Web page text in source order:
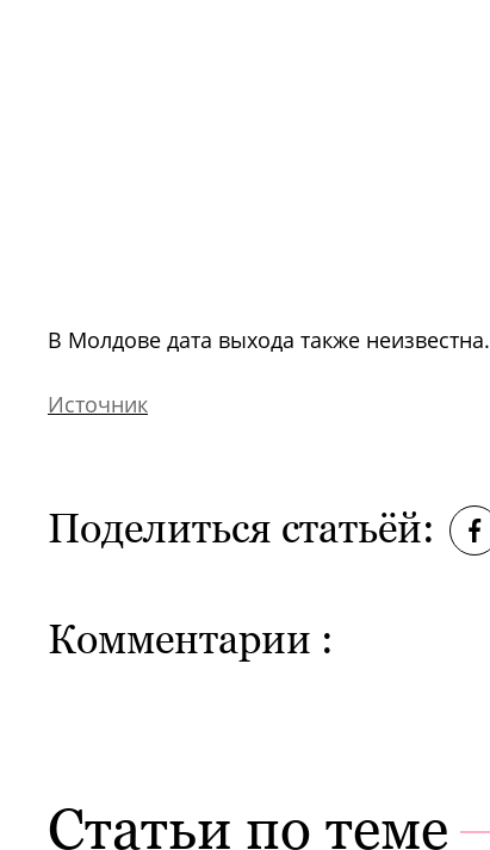
В Молдове дата выхода также неизвестна.
Источник
Поделиться статьёй:
Комментарии :
Статьи по теме